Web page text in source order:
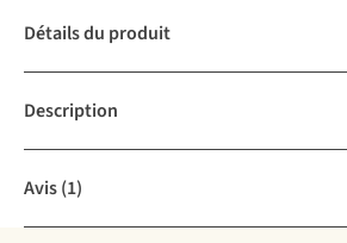
Détails du produit
Description
Avis(1)